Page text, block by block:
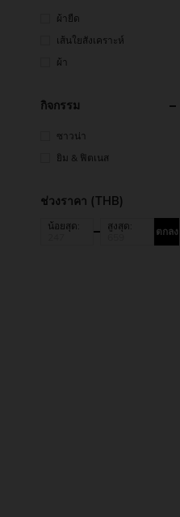
ผ้ายืด
เส้นใยสังเคราะห์
ผ้า
กิจกรรม
ซาวน่า
ยิม & ฟิตเนส
ช่วงราคา (THB)
น้อยสุด: สูงสุด: ตกลง